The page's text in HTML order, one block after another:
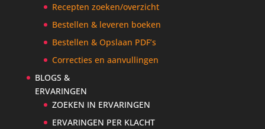
Recepten zoeken/overzicht
Bestellen & leveren boeken
Bestellen & Opslaan PDF’s
Correcties en aanvullingen
BLOGS &
ERVARINGEN
ZOEKEN IN ERVARINGEN
ERVARINGEN PER KLACHT